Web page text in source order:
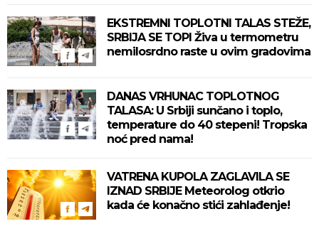
EKSTREMNI TOPLOTNI TALAS STEŽE,
SRBIJA SE TOPI Živa u termometru
nemilosrdno raste u ovim gradovima
DANAS VRHUNAC TOPLOTNOG
TALASA: U Srbiji sunčano i toplo,
temperature do 40 stepeni! Tropska
noć pred nama!
VATRENA KUPOLA ZAGLAVILA SE
IZNAD SRBIJE Meteorolog otkrio
kada će konačno stići zahlađenje!